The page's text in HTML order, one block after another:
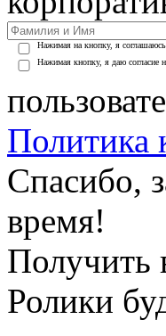
Нажимая на кнопку, я
Нажимая кнопку, я даю согласие
Политика
Спасибо,
время!
Получить
Ролики